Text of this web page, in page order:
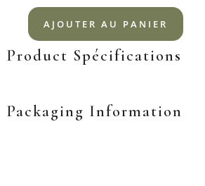
AJOUTER AU PANIER
Product Spécifications
Packaging Information